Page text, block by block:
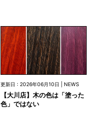
更新日 : 2026年06月10日 | NEWS
【大川店】木の色は「塗った
色」ではない